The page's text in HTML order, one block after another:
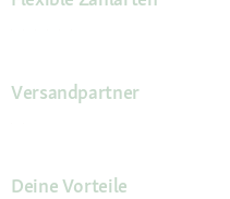
Versandpartner
Deine Vorteile